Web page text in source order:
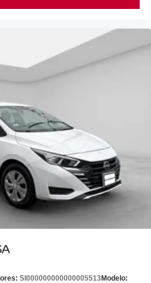
SI000000000000005513Modelo: